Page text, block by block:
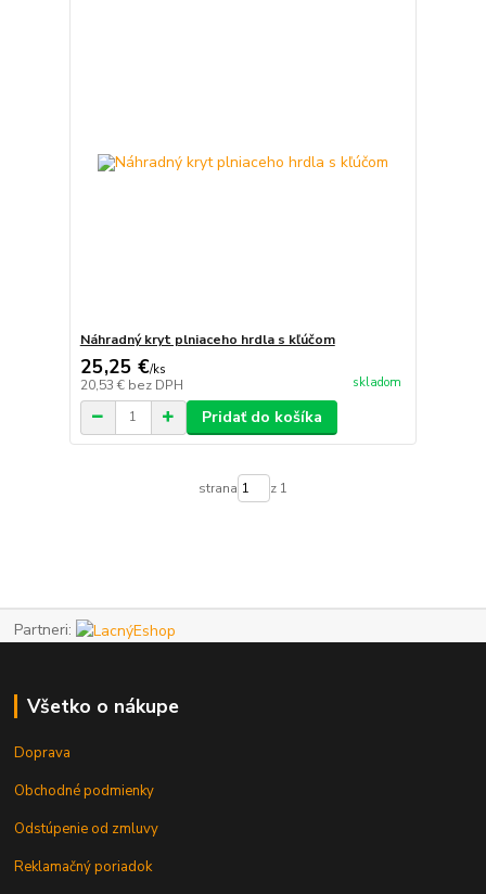
Náhradný kryt plniaceho hrdla s kľúčom
25,25 €/ks
20,53 € bez DPH skladom
Pridať do košíka
strana z 1
Partneri:
Všetko o nákupe
Doprava
Obchodné podmienky
Odstúpenie od zmluvy
Reklamačný poriadok